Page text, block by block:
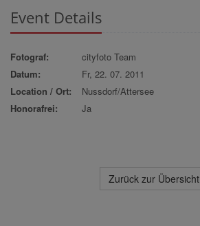
Event Details
Fotograf:
cityfoto Team
Datum:
Fr, 22. 07. 2011
Location / Ort:
Nussdorf/Attersee
Honorafrei:
Ja
Zurück zur Übersicht